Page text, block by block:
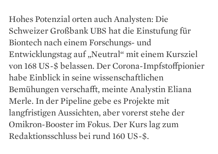
Hohes Potenzial orten auch Analysten: Die
Schweizer Großbank UBS hat die Einstufung für
Biontech nach einem Forschungs- und
Entwicklungstag auf „Neutral“ mit einem Kursziel
von 168 US-$ belassen. Der Corona-Impfstoffpionier
habe Einblick in seine wissenschaftlichen
Bemühungen verschafft, meinte Analystin Eliana
Merle. In der Pipeline gebe es Projekte mit
langfristigen Aussichten, aber vorerst stehe der
Omikron-Booster im Fokus. Der Kurs lag zum
Redaktionsschluss bei rund 160 US-$.